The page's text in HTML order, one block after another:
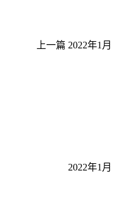
上一篇 2022年1月
2022年1月